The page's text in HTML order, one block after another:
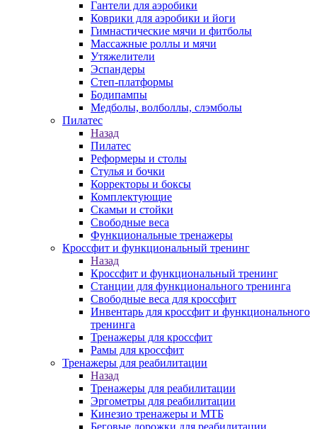
Гантели для аэробики
Коврики для аэробики и йоги
Гимнастические мячи и фитболы
Массажные роллы и мячи
Утяжелители
Эспандеры
Степ-платформы
Бодипампы
Медболы, волболлы, слэмболы
Пилатес
Назад
Пилатес
Реформеры и столы
Стулья и бочки
Корректоры и боксы
Комплектующие
Скамьи и стойки
Свободные веса
Функциональные тренажеры
Кроссфит и функциональный тренинг
Назад
Кроссфит и функциональный тренинг
Станции для функционального тренинга
Свободные веса для кроссфит
Инвентарь для кроссфит и функционального
тренинга
Тренажеры для кроссфит
Рамы для кроссфит
Тренажеры для реабилитации
Назад
Тренажеры для реабилитации
Эргометры для реабилитации
Кинезио тренажеры и МТБ
Беговые дорожки для реабилитации